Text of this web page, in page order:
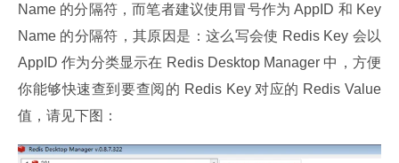
Name 的分隔符，而笔者建议使用冒号作为 AppID 和 Key
Name 的分隔符，其原因是：这么写会使 Redis Key 会以
AppID 作为分类显示在 Redis Desktop Manager 中，方便
你能够快速查到要查阅的 Redis Key 对应的 Redis Value
值，请见下图：